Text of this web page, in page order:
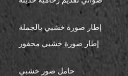
إطار صورة خشبي بالجملة
إطار صورة خشبي محفور
حامل صور خشبي